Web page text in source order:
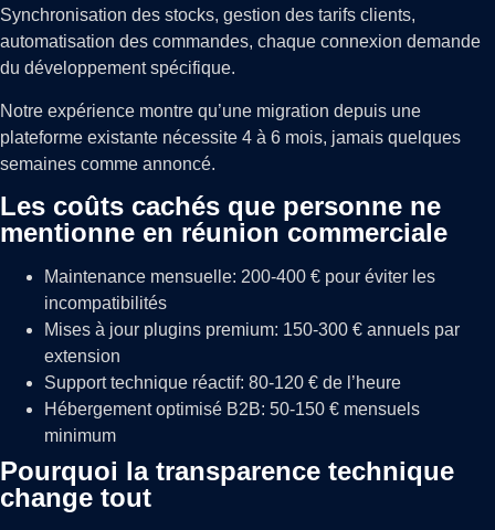
Synchronisation des stocks, gestion des tarifs clients,
automatisation des commandes, chaque connexion demande
du développement spécifique.
Notre expérience montre qu’une migration depuis une
plateforme existante nécessite 4 à 6 mois, jamais quelques
semaines comme annoncé.
Les coûts cachés que personne ne
mentionne en réunion commerciale
Maintenance mensuelle: 200-400 € pour éviter les
incompatibilités
Mises à jour plugins premium: 150-300 € annuels par
extension
Support technique réactif: 80-120 € de l’heure
Hébergement optimisé B2B: 50-150 € mensuels
minimum
Pourquoi la transparence technique
change tout